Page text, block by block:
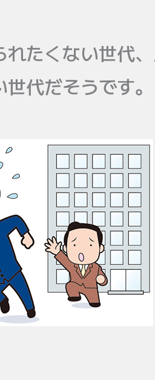
れたくない世代
代だそうです。